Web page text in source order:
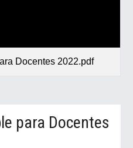
Docentes 2022.pdf
para Docentes